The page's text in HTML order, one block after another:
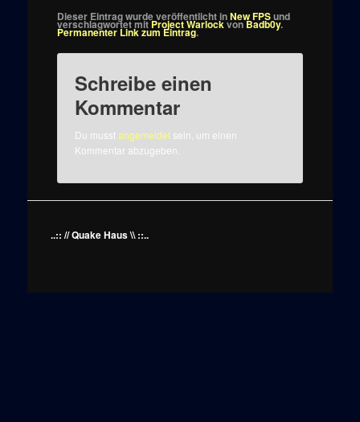
Dieser Eintrag wurde veröffentlicht inNew FPSund
verschlagwortet mitProject WarlockvonBadb0y.
Permanenter Link zum Eintrag.
Schreibe einen
Kommentar
Du musstangemeldetsein, um einen
Kommentar abzugeben.
..:: // Quake Haus \\ ::..